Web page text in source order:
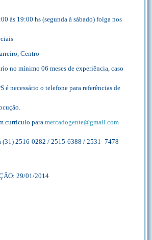
às 19:00 hs (segunda à sábado) folga nos
Centro
no mínimo 06 meses de experiência, caso
é necessário o telefone para referências de
currículo para mercadogente@gmail.com
(31) 2516-0282 / 2515-6388 / 2531- 7478
29/01/2014